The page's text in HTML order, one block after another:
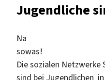
Jugendliche
Na
sowas!
Die sozialen Netzwerke
sind bei Jugendlichen